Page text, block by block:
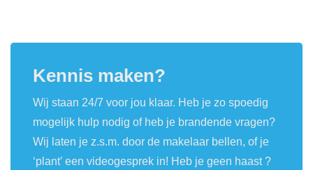
Kennis maken?
Wij staan 24/7 voor jou klaar. Heb je zo spoedig
mogelijk hulp nodig of heb je brandende vragen?
Wij laten je z.s.m. door de makelaar bellen, of je
‘plant’ een videogesprek in! Heb je geen haast ?